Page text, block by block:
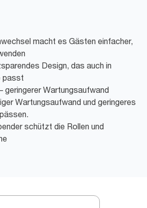
macht es Gästen einfacher,
Design, das auch in
passt
geringerer Wartungsaufwand
Wartungsaufwand und geringeres
schützt die Rollen und